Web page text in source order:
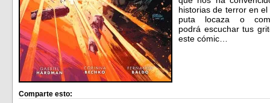
historias de terror en
puta locaza o
podrá escuchar tus
este cómic…
Comparte esto: